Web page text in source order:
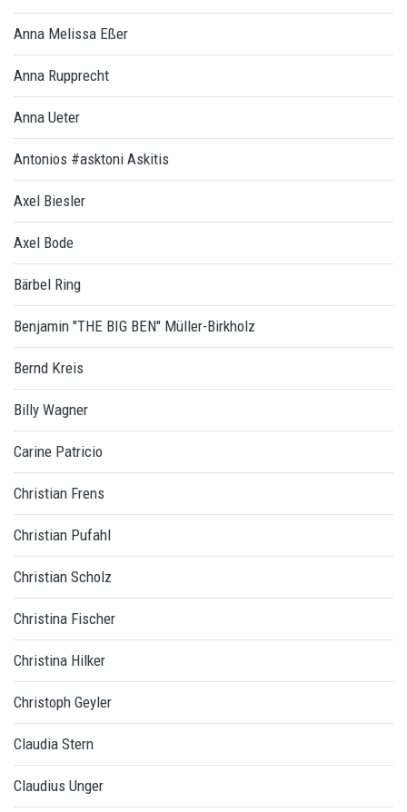
Anna Melissa Eßer
Anna Rupprecht
Anna Ueter
Antonios #asktoni Askitis
Axel Biesler
Axel Bode
Bärbel Ring
Benjamin "THE BIG BEN" Müller-Birkholz
Bernd Kreis
Billy Wagner
Carine Patricio
Christian Frens
Christian Pufahl
Christian Scholz
Christina Fischer
Christina Hilker
Christoph Geyler
Claudia Stern
Claudius Unger